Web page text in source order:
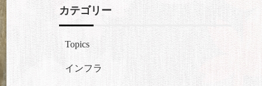
カテゴリー
Topics
インフラ